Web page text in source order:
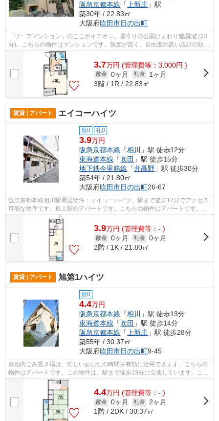
阪急京都本線 「 上新庄 」駅
築30年 / 22.83㎡
大阪府吹田市日の出町
「リーフマンション」のここがイチオシ。最寄りの公園ひまわり遊園(徒歩3
分)。こちらの物件はマンションです。強度が高く、自由度の高い設計の鉄骨
造マンション。吹田市で新しい住環境...
3.7万円 (管理費等：3,000円 )
敷金 0ヶ月 礼金
1ヶ月
3階 / 1R / 22.83㎡
賃貸 | アパート エイコーハイツ
敷0 礼0
3.9万円
阪急京都本線 「相川
」駅 徒歩12分
東海道本線 「吹田 」駅 徒歩15分
地下鉄今里筋線 「井高野 」駅 徒歩30分
築54年 / 21.80㎡
大阪府吹田市日の出町26-67
阪急京都本線相川駅周辺物件：エイコーハイツ。駅まで徒歩12分でアクセス
可能な物件です。最上階のアパートです。こちらの物件はアパートです。ミ
ライズ吹田店で紹介している吹田市エ...
3.9万円 (管理費等：- )
敷金 0ヶ月 礼金 0ヶ月
2階 / 1K / 21.80㎡
賃貸 | アパート 旭第1ハイツ
敷0
4.4万円
阪急京都本線 「相川
」駅 徒歩13分
東海道本線 「吹田 」駅 徒歩14分
阪急京都本線 「 上新庄 」駅 徒歩28分
築55年 / 30.37㎡
大阪府吹田市日の出町9-45
敷地内ごみ置き場は、忙しいあなたの時間を有効に活用できます。こちらの
物件はアパートです。この物件は、駅まで徒歩13分に立地しています。こち
らは初期費用をカードでお支払いいた...
4.4万円 (管理費等：- )
敷金 0ヶ月 礼金 2ヶ月
1階 / 2DK / 30.37㎡